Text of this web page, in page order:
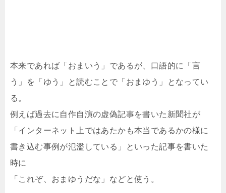
本来であれば「おまいう」であるが、口語的に「言
う」を「ゆう」と読むことで「おまゆう」となってい
る。
例えば過去に自作自演の虚偽記事を書いた新聞社が
「インターネット上ではあたかも本当であるかの様に
書き込む事例が氾濫している」といった記事を書いた
時に
「これぞ、おまゆうだな」などと使う。